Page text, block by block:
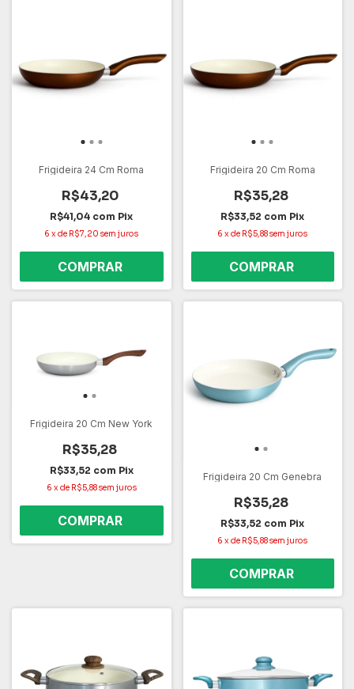
Frigideira 24 Cm Roma
R$43,20
R$41,04 com Pix
6 xde R$7,20 sem juros
Frigideira 20 Cm Roma
R$35,28
R$33,52 com Pix
6 xde R$5,88sem juros
Frigideira 20 Cm New York
R$35,28
R$33,52 com Pix
6 xde R$5,88sem juros
Frigideira 20 Cm Genebra
R$35,28
R$33,52 com Pix
6 xde R$5,88sem juros